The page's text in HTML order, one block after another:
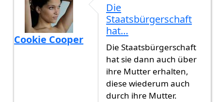
Cookie Cooper
Das ist kein Witz oder?…vonTi
Die
Staatsbürgerschaft
hat…
Die Staatsbürgerschaft
hat sie dann auch über
ihre Mutter erhalten,
diese wiederum auch
durch ihre Mutter.